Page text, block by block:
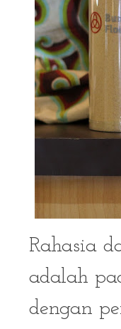
Rahasia
adalah
dengan